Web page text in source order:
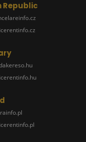
Republic